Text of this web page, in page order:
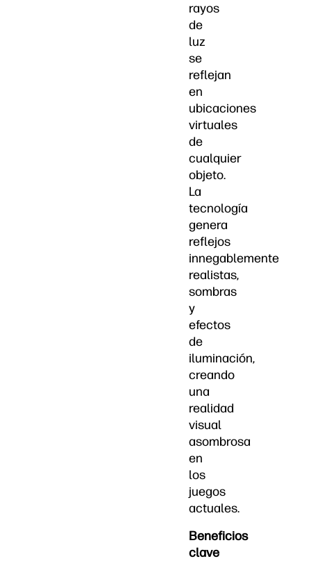
rayos
de
luz
se
reflejan
en
ubicaciones
virtuales
de
cualquier
objeto.
La
tecnología
genera
reflejos
innegablemente
realistas,
sombras
y
efectos
de
iluminación,
creando
una
realidad
visual
asombrosa
en
los
juegos
actuales.
Beneficios
clave